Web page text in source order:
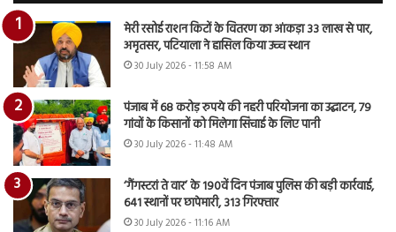
मेरी रसोई राशन किटों के वितरण का आंकड़ा 33 लाख से पार,
अमृतसर, पटियाला ने हासिल किया उच्च स्थान
30 July 2026 - 11:58 AM
पंजाब में 68 करोड़ रुपये की नहरी परियोजना का उद्घाटन, 79
गांवों के किसानों को मिलेगा सिंचाई के लिए पानी
30 July 2026 - 11:48 AM
‘गैंगस्टरां ते वार’ के 190वें दिन पंजाब पुलिस की बड़ी कार्रवाई,
641 स्थानों पर छापेमारी, 313 गिरफ्तार
30 July 2026 - 11:16 AM